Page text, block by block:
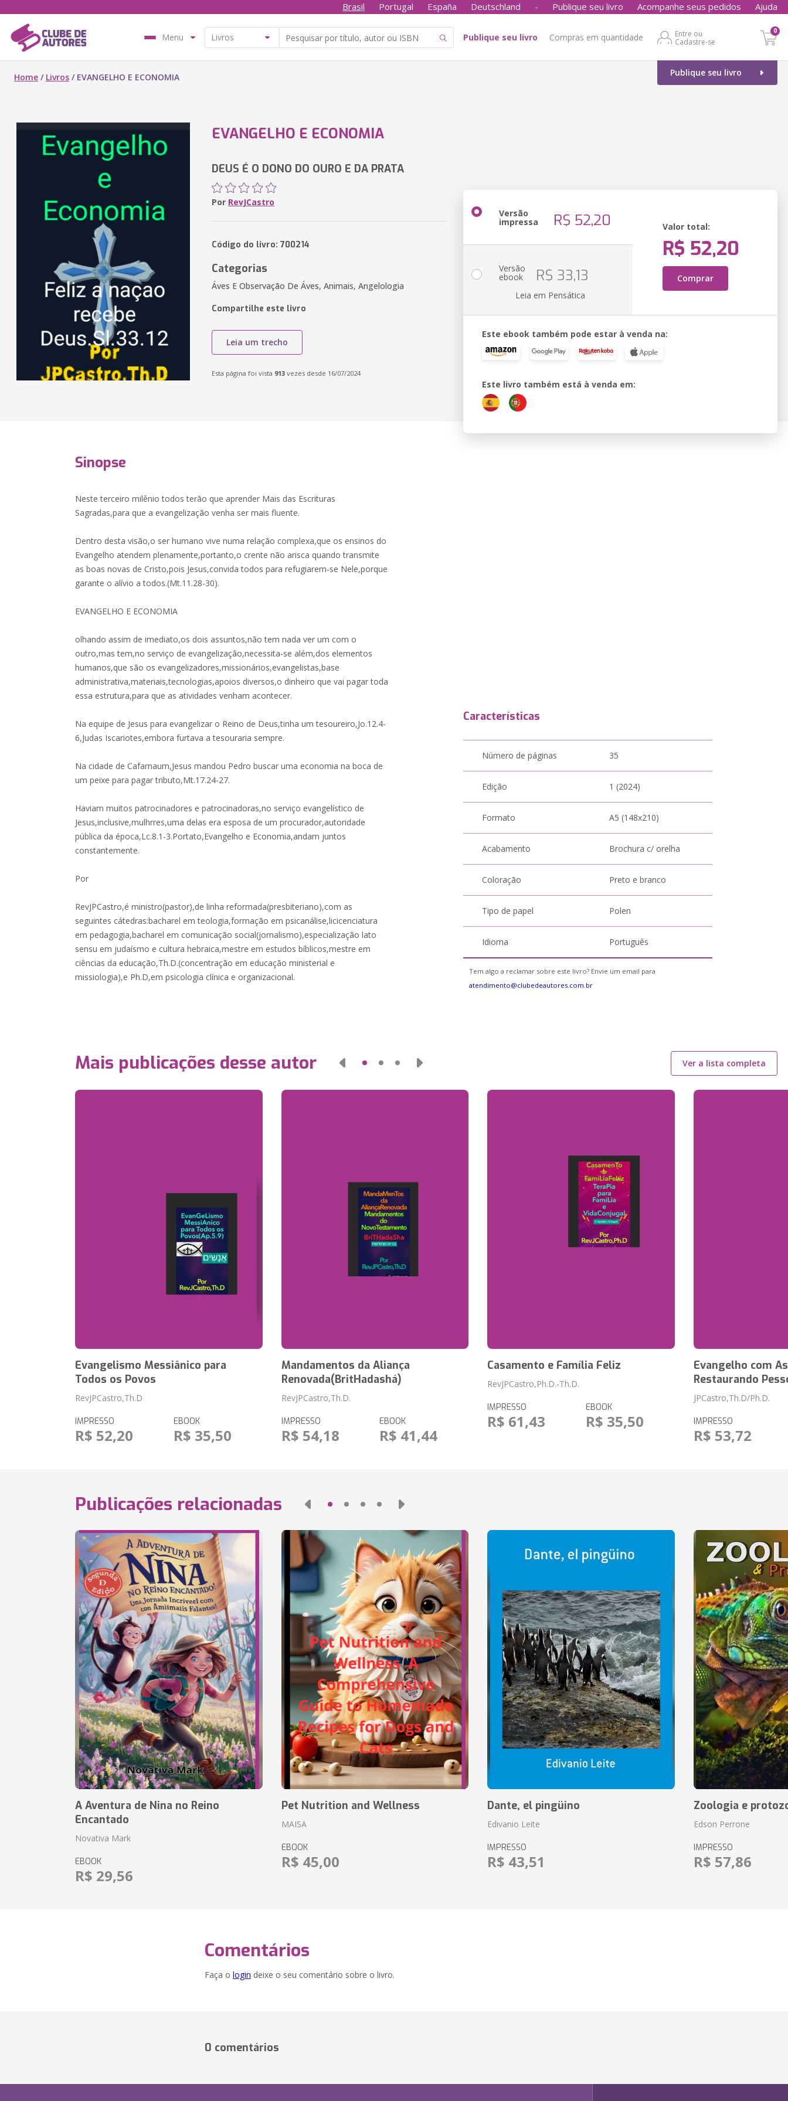
Brasil Portugal España Deutschland - Publique seu livro Acompanhe seus pedidos Ajuda
Menu Publique seu livro Compras em quantidade
Entre ou
Cadastre-se
0
Publique seu livro
Home / Livros / EVANGELHO E ECONOMIA
EVANGELHO E ECONOMIA
DEUS É O DONO DO OURO E DA PRATA
Por RevJCastro
Código do livro: 700214
Categorias
Áves E Observação De Áves, Animais, Angelologia
Compartilhe este livro
Leia um trecho
Esta página foi vista 913 vezes desde 16/07/2024
Versão
impressa R$ 52,20 Valor total:
R$ 52,20
Comprar
Versão
ebook R$ 33,13
Leia em Pensática
Este ebook também pode estar à venda na:
Este livro também está à venda em:
Sinopse
Neste terceiro milênio todos terão que aprender Mais das Escrituras
Sagradas,para que a evangelização venha ser mais fluente.
Dentro desta visão,o ser humano vive numa relação complexa,que os ensinos do
Evangelho atendem plenamente,portanto,o crente não arisca quando transmite
as boas novas de Cristo,pois Jesus,convida todos para refugiarem-se Nele,porque
garante o alívio a todos.(Mt.11.28-30).
EVANGELHO E ECONOMIA
olhando assim de imediato,os dois assuntos,não tem nada ver um com o
outro,mas tem,no serviço de evangelização,necessita-se além,dos elementos
humanos,que são os evangelizadores,missionários,evangelistas,base
administrativa,materiais,tecnologias,apoios diversos,o dinheiro que vai pagar toda
essa estrutura,para que as atividades venham acontecer.
Na equipe de Jesus para evangelizar o Reino de Deus,tinha um tesoureiro,Jo.12.4-
6,Judas Iscariotes,embora furtava a tesouraria sempre.
Na cidade de Cafarnaum,Jesus mandou Pedro buscar uma economia na boca de
um peixe para pagar tributo,Mt.17.24-27.
Haviam muitos patrocinadores e patrocinadoras,no serviço evangelístico de
Jesus,inclusive,mulhrres,uma delas era esposa de um procurador,autoridade
pública da época,Lc.8.1-3.Portato,Evangelho e Economia,andam juntos
constantemente.
Por
RevJPCastro,é ministro(pastor),de linha reformada(presbiteriano),com as
seguintes cátedras:bacharel em teologia,formação em psicanálise,licicenciatura
em pedagogia,bacharel em comunicação social(jornalismo),especialização lato
sensu em judaísmo e cultura hebraica,mestre em estudos bíblicos,mestre em
ciências da educação,Th.D.(concentração em educação ministerial e
missiologia),e Ph.D,em psicologia clínica e organizacional.
Características
Número de páginas 35
Edição 1 (2024)
Formato A5 (148x210)
Acabamento Brochura c/ orelha
Coloração Preto e branco
Tipo de papel Polen
Idioma Português
Tem algo a reclamar sobre este livro? Envie um email para
atendimento@clubedeautores.com.br
Mais publicações desse autor Ver a lista completa
Evangelismo Messiânico para
Todos os Povos
RevJPCastro,Th.D
IMPRESSO
R$ 52,20
EBOOK
R$ 35,50
Mandamentos da Aliança
Renovada(BritHadashá)
RevJPCastro,Th.D.
IMPRESSO
R$ 54,18
EBOOK
R$ 41,44
Casamento e Família Feliz
RevJPCastro,Ph.D.-Th.D.
IMPRESSO
R$ 61,43
EBOOK
R$ 35,50
Evangelho com
Restaurando
JPCastro,Th.D/Ph.D.
IMPRESSO
R$ 53,72
Publicações relacionadas
A Aventura de Nina no Reino
Encantado
Novativa Mark
EBOOK
R$ 29,56
Pet Nutrition and Wellness
MAISA
EBOOK
R$ 45,00
Dante, el pingüino
Edivanio Leite
IMPRESSO
R$ 43,51
Zoologia e
Edson Perrone
IMPRESSO
R$ 57,86
Comentários
Faça o login deixe o seu comentário sobre o livro.
0 comentários